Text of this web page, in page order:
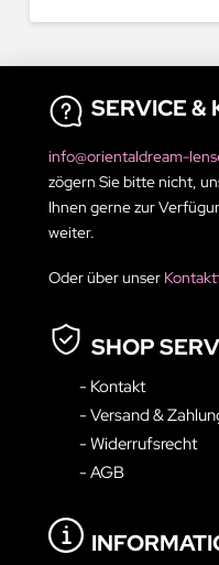
SERVICE &
info@orientaldream-
zögern Sie bitte nicht,
Ihnen gerne zur
weiter.
Oder über unser
SHOP
- Kontakt
- Versand &
- Widerrufsrecht
- AGB